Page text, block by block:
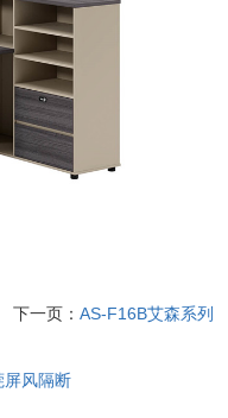
下一页： AS-F16B艾森系列
屏风隔断